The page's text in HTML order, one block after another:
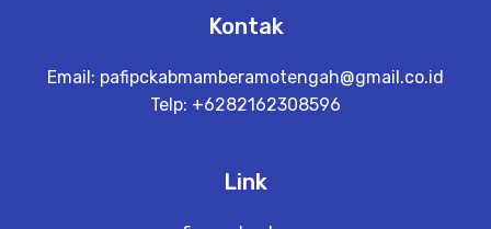
Kontak
Email: pafipckabmamberamotengah@gmail.co.id
Telp: +6282162308596
Link